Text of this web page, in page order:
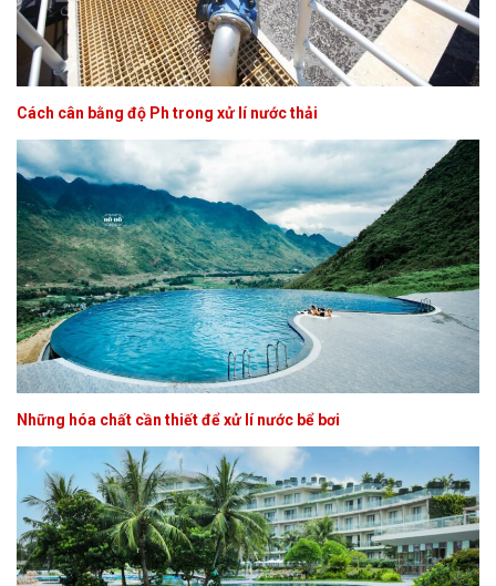
Cách cân bằng độ Ph trong xử lí nước thải
Những hóa chất cần thiết để xử lí nước bể bơi